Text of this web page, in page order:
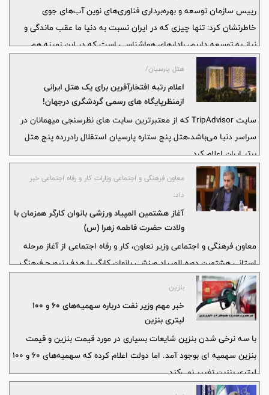
رییس سازمان توسعه و بهره‌برداری فناوری‌های نوین آب‌های جوی
خاطرنشان کرد: تنها چیزی که در ایران نسبت به دنیا ما عقب ماندگی و
نیاز به توسعه داریم، رادارهای هواشناسی است که در این زمینه هم
اقداماتی شروع شده که نیازمند تخصیص بودجه و تجهیز کشور به
رادارهای جدید است.
هتل پارسیان/
اعلام رتبه افتخارآفرین برای یک هتل ایرانی
ازمنظرپایگاه های رسمی گردشگری درجهان!
سایت TripAdvisor که از معتبرترین سایت های نظرسنجی میهمانان در
سراسر دنیا می‌باشد،هتل پنج ستاره پارسیان استقلال رادررده پنج هتل
برتر ایران اعلام کرد.
معاون فرهنگی و اجتماعی وزارات کار و رفاه اجتماعی خبر
داد:
آغاز هشتمین المپیاد ورزشی بانوان کارگر همزمان با
ولادت حضرت فاطمه زهرا (س)
معاون فرهنگی و اجتماعی وزیر تعاون، کار و رفاه اجتماعی از آغاز مرحله
استانی هشتمین دوره المپیاد ورزشی بانوان کارگر با هدف ترویج فرهنگ
آذر در سراسر کشور همزمان با ایام ولادت حضرت فاطمه زهرا (س) و روز
زن خبر داد.
بنزین
خبر مهم وزیر نفت درباره سهمیه‌های ۶۰ و ۱۰۰
لیتری بنزین
با سه نرخی شدن بنزین شایعات بسیاری در مورد قیمت بنزین و قیمت
بنزین سهمیه ای بوجود آمد. اما دولت اعلام کرده که سهمیه‌های ۶۰ و ۱۰۰
لیتری بنزین تغییر نمی‌کند.